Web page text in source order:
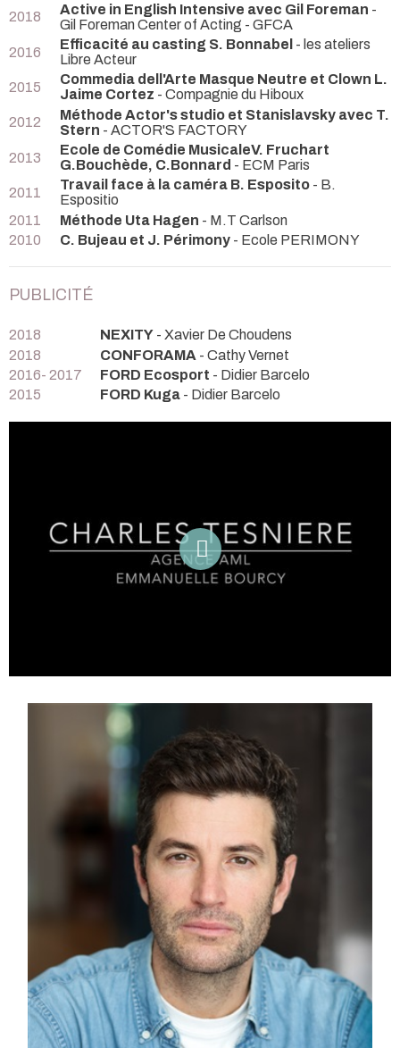
2018 Active in English Intensive avec Gil Foreman -
Gil Foreman Center of Acting - GFCA
2016
Efficacité au casting S. Bonnabel - les ateliers
Libre Acteur
2015
Commedia dell'Arte Masque Neutre et Clown L.
Jaime Cortez - Compagnie du Hiboux
2012
Méthode Actor's studio et Stanislavsky avec T.
Stern - ACTOR'S FACTORY
2013
Ecole de Comédie MusicaleV. Fruchart
G.Bouchède, C.Bonnard - ECM Paris
2011
Travail face à la caméra B. Esposito - B.
Espositio
2011
Méthode Uta Hagen - M.T Carlson
2010
C. Bujeau et J. Périmony - Ecole PERIMONY
PUBLICITÉ
2018 NEXITY - Xavier De Choudens
2018
CONFORAMA - Cathy Vernet
2016- 2017
FORD Ecosport - Didier Barcelo
2015
FORD Kuga - Didier Barcelo